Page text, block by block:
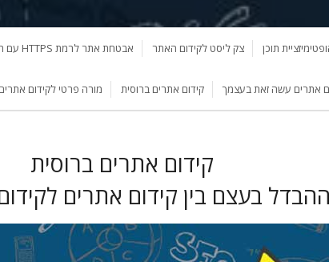
תוכן צק ליסט לקידום האתר אבטחת אתר לרמת HTTPS עם תעודת SSL
אתרים עשה זאת בעצמך קידום אתרים ברוסית מורה פרטי לקידום
קידום אתרים ברוסית
בעצם בין קידום אתרים